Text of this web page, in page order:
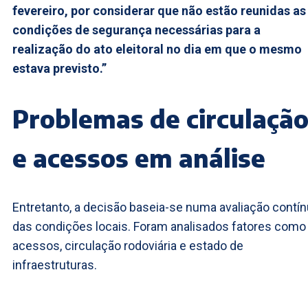
fevereiro, por considerar que não estão reunidas as
condições de segurança necessárias para a
realização do ato eleitoral no dia em que o mesmo
estava previsto.”
Problemas de circulação
e acessos em análise
Entretanto, a decisão baseia-se numa avaliação
das condições locais. Foram analisados fatores como
acessos, circulação rodoviária e estado de
infraestruturas.